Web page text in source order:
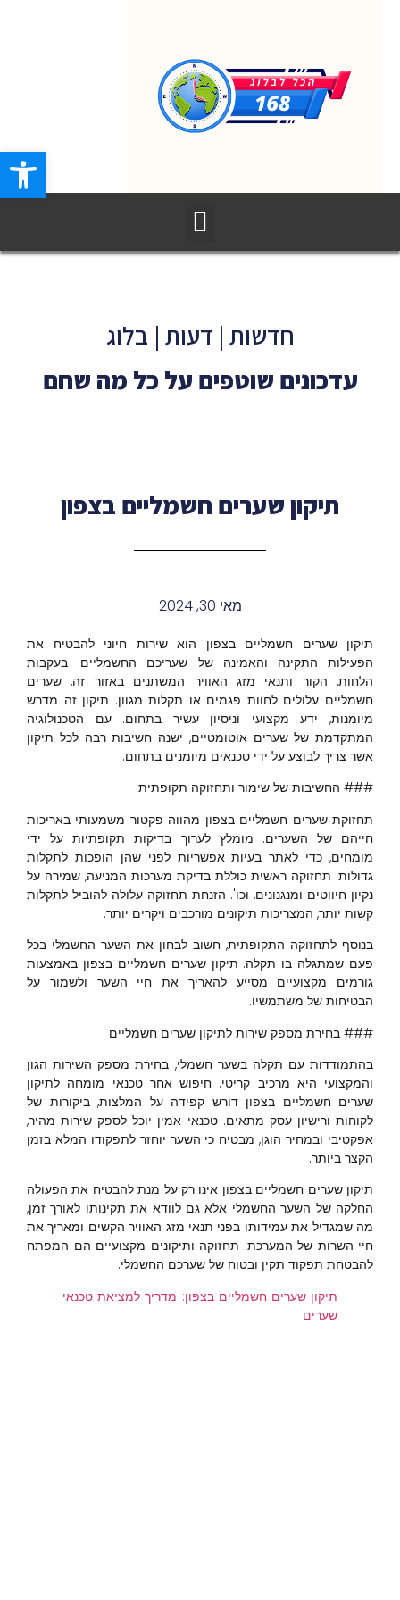
פתח
חדשות | דעות | בלוג
עדכונים שוטפים על כל מה שחם
תיקון שערים חשמליים בצפון
מאי 30, 2024
תיקון שערים חשמליים בצפון הוא שירות חיוני להבטיח את
הפעילות התקינה והאמינה של שעריכם החשמליים. בעקבות
הלחות, הקור ותנאי מזג האוויר המשתנים באזור זה, שערים
חשמליים עלולים לחוות פגמים או תקלות מגוון. תיקון זה מדרש
מיומנות, ידע מקצועי וניסיון עשיר בתחום. עם הטכנולוגיה
המתקדמת של שערים אוטומטיים, ישנה חשיבות רבה לכל תיקון
אשר צריך לבוצע על ידי טכנאים מיומנים בתחום.
### החשיבות של שימור ותחזוקה תקופתית
תחזוקת שערים חשמליים בצפון מהווה פקטור משמעותי באריכות
חייהם של השערים. מומלץ לערוך בדיקות תקופתיות על ידי
מומחים, כדי לאתר בעיות אפשריות לפני שהן הופכות לתקלות
גדולות. תחזוקה ראשית כוללת בדיקת מערכות המניעה, שמירה על
נקיון חיווטים ומנגנונים, וכו'. הזנחת תחזוקה עלולה להוביל לתקלות
קשות יותר, המצריכות תיקונים מורכבים ויקרים יותר.
בנוסף לתחזוקה התקופתית, חשוב לבחון את השער החשמלי בכל
פעם שמתגלה בו תקלה. תיקון שערים חשמליים בצפון באמצעות
גורמים מקצועיים מסייע להאריך את חיי השער ולשמור על
הבטיחות של משתמשיו.
### בחירת מספק שירות לתיקון שערים חשמליים
בהתמודדות עם תקלה בשער חשמלי, בחירת מספק השירות הגון
והמקצועי היא מרכיב קריטי. חיפוש אחר טכנאי מומחה לתיקון
שערים חשמליים בצפון דורש קפידה על המלצות, ביקורות של
לקוחות ורישיון עסק מתאים. טכנאי אמין יוכל לספק שירות מהיר,
אפקטיבי ובמחיר הוגן, מבטיח כי השער יוחזר לתפקודו המלא בזמן
הקצר ביותר.
תיקון שערים חשמליים בצפון אינו רק על מנת להבטיח את הפעולה
החלקה של השער החשמלי אלא גם לוודא את תקינותו לאורך זמן,
מה שמגדיל את עמידותו בפני תנאי מזג האוויר הקשים ומאריך את
חיי השרות של המערכת. תחזוקה ותיקונים מקצועיים הם המפתח
להבטחת תפקוד תקין ובטוח של שערכם החשמלי.
תיקון שערים חשמליים בצפון: מדריך למציאת טכנאי
שערים